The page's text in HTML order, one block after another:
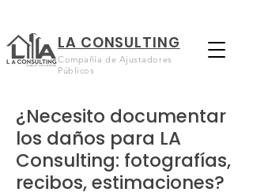
LA CONSULTING
Compañía de Ajustadores
Públicos
¿Necesito documentar
los daños para LA
Consulting: fotografías,
recibos, estimaciones?